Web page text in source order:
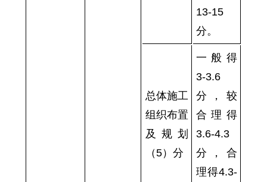
13-15
分。
总体施工
组织布置
及规划
（5）分
一般得
3-3.6
分，较
合理得
3.6-4.3
分，合
理得4.3-